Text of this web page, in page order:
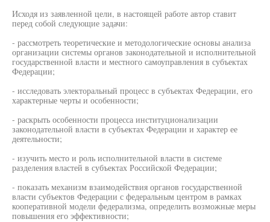
Исходя из заявленной цели, в настоящей работе автор ставит
перед собой следующие задачи:
- рассмотреть теоретические и методологические основы анализа
организации системы органов законодательной и исполнительной
государственной власти и местного самоуправления в субъектах
Федерации;
- исследовать электоральный процесс в субъектах Федерации, его
характерные черты и особенности;
- раскрыть особенности процесса институционализации
законодательной власти в субъектах Федерации и характер ее
деятельности;
- изучить место и роль исполнительной власти в системе
разделения властей в субъектах Российской Федерации;
- показать механизм взаимодействия органов государственной
власти субъектов Федерации с федеральным центром в рамках
кооперативной модели федерализма, определить возможные меры
повышения его эффективности;